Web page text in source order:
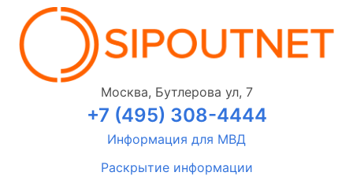
Москва, Бутлерова ул, 7
+7 (495) 308-4444
Информация для МВД
Раскрытие информации